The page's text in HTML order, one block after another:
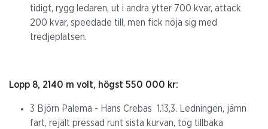
tidigt, rygg ledaren, ut i andra ytter 700 kvar, attack
200 kvar, speedade till, men fick nöja sig med
tredjeplatsen.
Lopp 8, 2140 m volt, högst 550 000 kr:
3 Björn Palema - Hans Crebas 1.13,3. Ledningen, jämn
fart, rejält pressad runt sista kurvan, tog tillbaka